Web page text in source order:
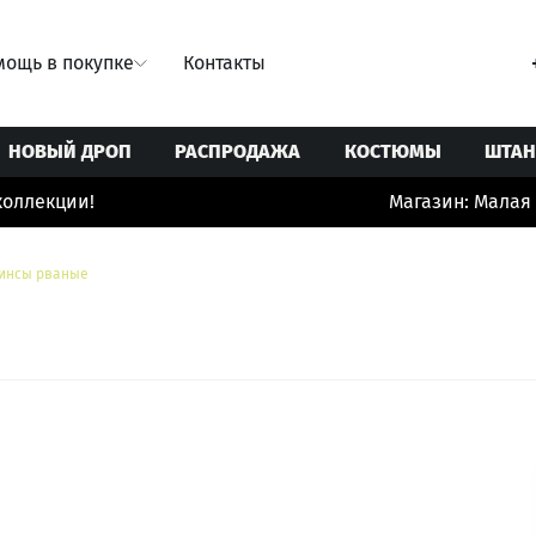
в покупке Контакты
Юбки
НОВЫЙ ДРОП РАСПРОДАЖА КОСТЮМЫ
Магазин: Малая
рваные